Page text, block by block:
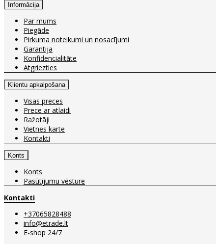
Informācija
Par mums
Piegāde
Pirkuma noteikumi un nosacījumi
Garantija
Konfidencialitāte
Atgriezties
Klientu apkalpošana
Visas preces
Prece ar atlaidi
Ražotāji
Vietnes karte
Kontakti
Konts
Konts
Pasūtījumu vēsture
Kontakti
+37065828488
info@etrade.lt
E-shop 24/7